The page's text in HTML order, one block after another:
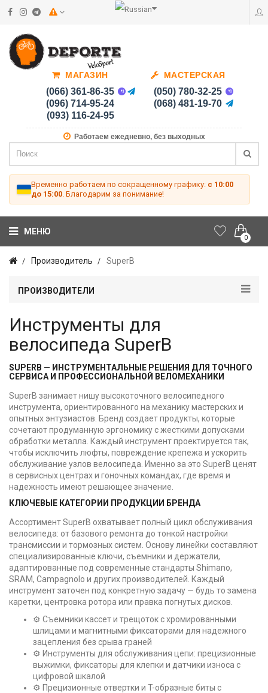
МАГАЗИН
(066) 361-86-35
(096) 714-95-24
(093) 116-24-95
МАСТЕРСКАЯ
(050) 780-32-25
(068) 481-19-70
Работаем ежедневно, без выходных
Временно работаем по сокращенному графику: с 10:00
до 15:00 . Благодарим за понимание!
0
МЕНЮ
Производитель SuperB
ПРОИЗВОДИТЕЛИ
Инструменты для
велосипеда SuperB
SUPERB — ИНСТРУМЕНТАЛЬНЫЕ РЕШЕНИЯ ДЛЯ ТОЧНОГО
СЕРВИСА И ПРОФЕССИОНАЛЬНОЙ ВЕЛОМЕХАНИКИ
SuperB занимает нишу высокоточного велосипедного
инструмента, ориентированного на механику мастерских и
опытных энтузиастов. Бренд создает продукты, которые
сочетают продуманную эргономику с жесткими допусками
обработки металла. Каждый инструмент проектируется так,
чтобы исключить люфты, повреждение крепежа и ускорить
обслуживание узлов велосипеда. Именно за это SuperB ценят
в сервисных центрах и гоночных командах, где время и
надежность имеют решающее значение.
КЛЮЧЕВЫЕ КАТЕГОРИИ ПРОДУКЦИИ БРЕНДА
Ассортимент SuperB охватывает полный цикл обслуживания
велосипеда: от базового ремонта до тонкой настройки
трансмиссии и тормозных систем. Основу линейки составляют
специализированные ключи, съемники и держатели,
адаптированные под современные стандарты Shimano,
SRAM, Campagnolo и других производителей. Каждый
инструмент заточен под конкретную задачу — будь то замена
каретки, центровка ротора или правка погнутых дисков.
⚙️ Съемники кассет и трещоток с хромированными
шлицами и магнитными фиксаторами для надежного
зацепления без срыва граней
⚙️ Инструменты для обслуживания цепи: прецизионные
выжимки, фиксаторы для клепки и датчики износа с
цифровой шкалой
⚙️ Прецизионные отвертки и T-образные биты с